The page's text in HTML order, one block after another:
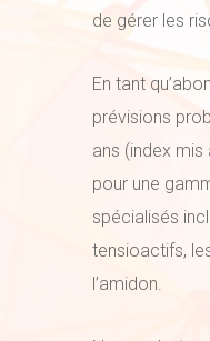
de gérer les
En tant
prévisions
ans (index
pour une
spécialisés
tensioactifs,
l’amidon.